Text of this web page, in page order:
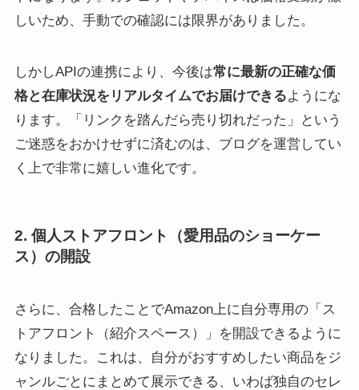
しいため、手動での確認には限界がありました。
しかしAPIの連携により、今後は常に最新の正確な価
格と在庫状況をリアルタイムでお届けできるようにな
ります。「リンクを踏んだら売り切れだった」という
ご迷惑をおかけせずに済むのは、ブログを運営してい
く上で非常に嬉しい進化です。
2. 個人ストアフロント（愛用品のショーケー
ス）の開設
さらに、合格したことでAmazon上に自分専用の「ス
トアフロント（紹介スペース）」を開設できるように
なりました。これは、自分がおすすめしたい商品をジ
ャンルごとにまとめて展示できる、いわば独自のセレ